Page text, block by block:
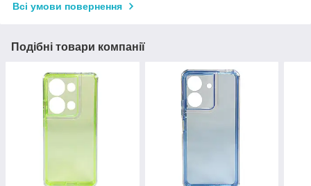
Всі умови повернення
Подібні товари компанії